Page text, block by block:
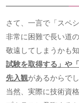
さて、一言で「スペ
非常に困難で長い道
敬遠してしまうかも
試験を取得する」や「
先入観があるからでし
当然、実際に技術資